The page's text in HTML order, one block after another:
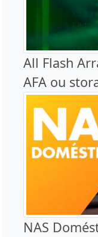
All Flash
AFA ou
NAS